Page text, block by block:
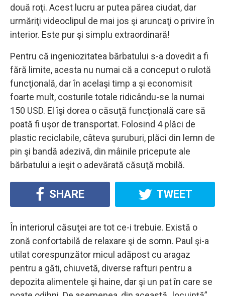
două roţi. Acest lucru ar putea părea ciudat, dar
urmăriţi videoclipul de mai jos şi aruncaţi o privire în
interior. Este pur şi simplu extraordinară!
Pentru că ingeniozitatea bărbatului s-a dovedit a fi
fără limite, acesta nu numai că a conceput o rulotă
funcţională, dar în acelaşi timp a şi economisit
foarte mult, costurile totale ridicându-se la numai
150 USD. El îşi dorea o căsuţă funcţională care să
poată fi uşor de transportat. Folosind 4 plăci de
plastic reciclabile, câteva şuruburi, plăci din lemn de
pin şi bandă adezivă, din mâinile pricepute ale
bărbatului a ieşit o adevărată căsuţă mobilă.
SHARE TWEET
În interiorul căsuţei are tot ce-i trebuie. Există o
zonă confortabilă de relaxare şi de somn. Paul şi-a
utilat corespunzător micul adăpost cu aragaz
pentru a găti, chiuvetă, diverse rafturi pentru a
depozita alimentele şi haine, dar şi un pat în care se